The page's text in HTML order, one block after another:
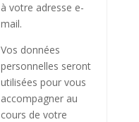
à votre adresse e-
mail.
Vos données
personnelles seront
utilisées pour vous
accompagner au
cours de votre